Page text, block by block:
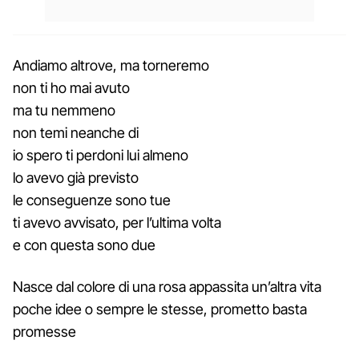
Andiamo altrove, ma torneremo
non ti ho mai avuto
ma tu nemmeno
non temi neanche di
io spero ti perdoni lui almeno
lo avevo già previsto
le conseguenze sono tue
ti avevo avvisato, per l’ultima volta
e con questa sono due
Nasce dal colore di una rosa appassita un’altra vita
poche idee o sempre le stesse, prometto basta
promesse